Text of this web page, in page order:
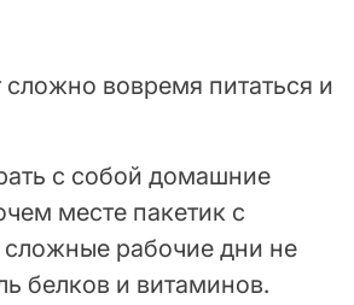
вовремя питаться и
с собой домашние
месте пакетик с
рабочие дни не
белков и витаминов.